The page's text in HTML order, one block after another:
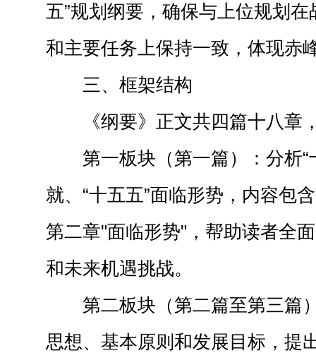
五”规划纲要，确保与上位规划
和主要任务上保持一致，体现赤
三、框架结构
《纲要》正文共四篇十八章
第一板块（第一篇）：分析“
就、“十五五”面临形势，内容包
第二章"面临形势"，帮助读者全
和未来机遇挑战。
第二板块（第二篇至第三篇
思想、基本原则和发展目标，提